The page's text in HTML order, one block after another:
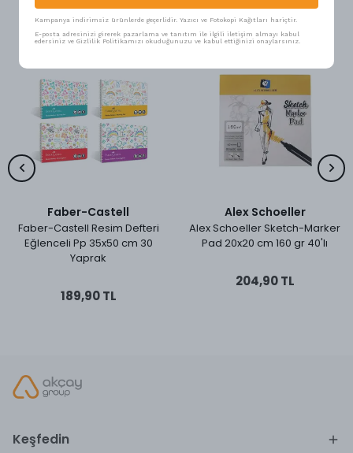
Benzer Ürünler
Faber-Castell
Faber-Castell Resim Defteri
Eğlenceli Pp 35x50 cm 30
Yaprak
189,90 TL
Alex Schoeller
Alex Schoeller Sketch-Marker
Pad 20x20 cm 160 gr 40'lı
204,90 TL
Keşfedin
Kampanya indirimsiz ürünlerde geçerlidir. Yazıcı ve Fotokopi Kağıtları hariçtir.
E-posta adresinizi girerek pazarlama ve tanıtım ile ilgili iletişim almayı kabul
edersiniz ve Gizlilik Politikamızı okuduğunuzu ve kabul ettiğinizi onaylarsınız.